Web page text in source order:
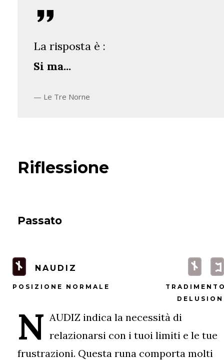
La risposta è :
Si ma...
Le Tre Norne
Riflessione
Passato
n NAUDIZ
POSIZIONE NORMALE
n P
N AUDIZ indica la necessità di
relazionarsi con i tuoi limiti e le tue
frustrazioni. Questa runa comporta molti